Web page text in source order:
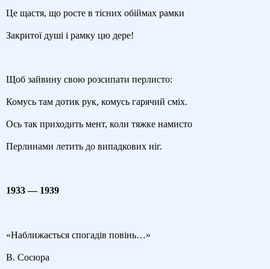
Це щастя, що росте в тісних обіймах рамки
Закритої душі і рамку цю дере!
Щоб зайвину свою розсипати перлисто:
Комусь там дотик рук, комусь гарячий сміх.
Ось так приходить мент, коли тяжке намисто
Перлинами летить до випадкових ніг.
1933 — 1939
«Наближається спогадів повінь…»
В. Сосюра